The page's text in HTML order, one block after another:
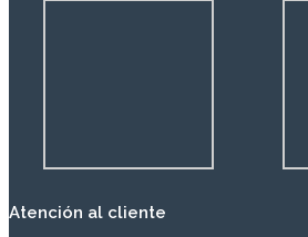
Atención al cliente